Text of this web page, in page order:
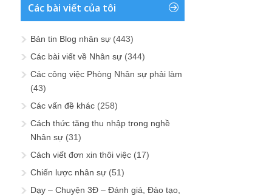
Các bài viết của tôi
Bản tin Blog nhân sự (443)
Các bài viết về Nhân sự (344)
Các công việc Phòng Nhân sự phải làm
(43)
Các vấn đề khác (258)
Cách thức tăng thu nhập trong nghề
Nhân sự (31)
Cách viết đơn xin thôi việc (17)
Chiến lược nhân sự (51)
Dạy – Chuyện 3Đ – Đánh giá, Đào tạo,